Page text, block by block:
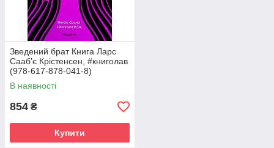
Зведений брат Книга Ларс
Сааб’є Крістенсен, #книголав
(978-617-878-041-8)
В наявності
854 ₴
Купити